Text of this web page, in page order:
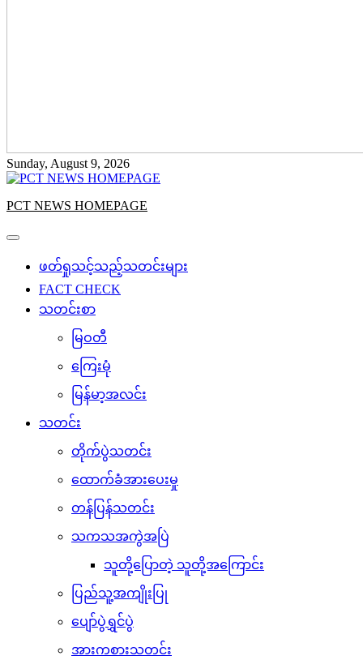
Sunday, August 9, 2026
PCT NEWS HOMEPAGE
ဖတ်ရှုသင့်သည့်သတင်းများ
FACT CHECK
သတင်းစာ
မြဝတီ
ကြေးမုံ
မြန်မာ့အလင်း
သတင်း
တိုက်ပွဲသတင်း
ထောက်ခံအားပေးမှု
တန်ပြန်သတင်း
သကသအကွဲအပြဲ
သူတို့ပြောတဲ့ သူတို့အကြောင်း
ပြည်သူ့အကျိုးပြု
ပျော်ပွဲရွှင်ပွဲ
အားကစားသတင်း